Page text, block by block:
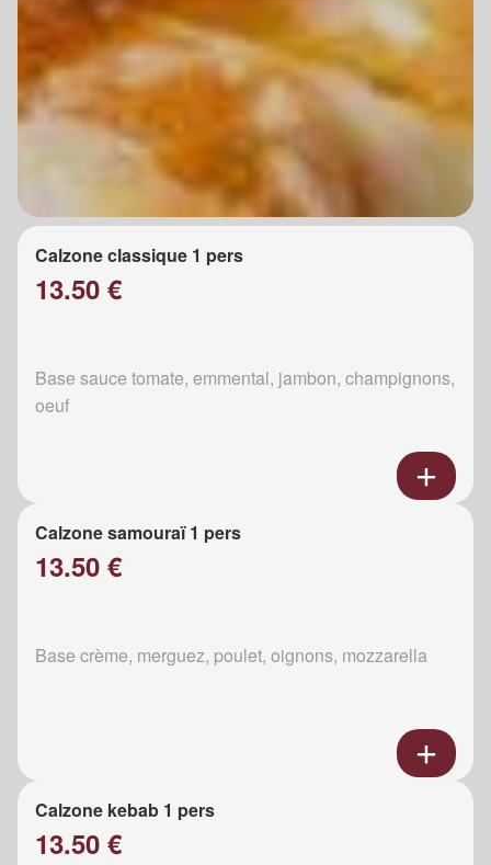
Calzone classique 1 pers
13.50 €
Base sauce tomate, emmental, jambon, champignons,
oeuf
Calzone samouraï 1 pers
13.50 €
Base crème, merguez, poulet, oignons, mozzarella
Calzone kebab 1 pers
13.50 €